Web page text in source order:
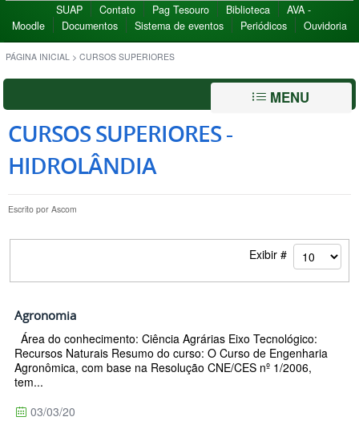
SUAP Contato Pag Tesouro Biblioteca
AVA -
Moodle
Documentos Sistema de eventos Periódicos Ouvidoria
PÁGINA INICIAL > CURSOS SUPERIORES
MENU
CURSOS SUPERIORES -
HIDROLÂNDIA
Escrito por Ascom
Exibir #
Agronomia
Área do conhecimento: Ciência Agrárias Eixo Tecnológico:
Recursos Naturais Resumo do curso: O Curso de Engenharia
Agronômica, com base na Resolução CNE/CES nº 1/2006,
tem...
03/03/20